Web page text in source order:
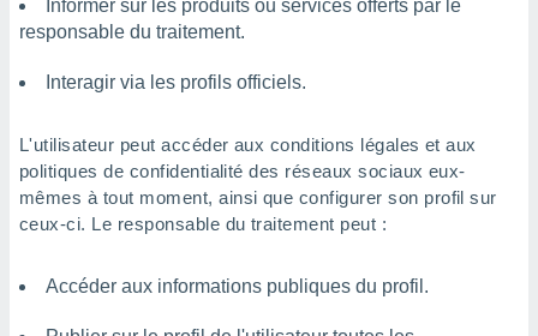
Informer sur les produits ou services offerts par le
responsable du traitement.
Interagir via les profils officiels.
L'utilisateur peut accéder aux conditions légales et aux
politiques de confidentialité des réseaux sociaux eux-
mêmes à tout moment, ainsi que configurer son profil sur
ceux-ci. Le responsable du traitement peut :
Accéder aux informations publiques du profil.